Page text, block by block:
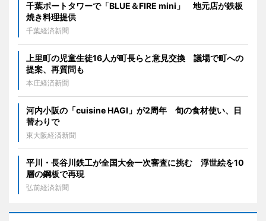
千葉ポートタワーで「BLUE＆FIRE mini」 地元店が鉄板
焼き料理提供
千葉経済新聞
上里町の児童生徒16人が町長らと意見交換 議場で町への
提案、再質問も
本庄経済新聞
河内小阪の「cuisine HAGI」が2周年 旬の食材使い、日
替わりで
東大阪経済新聞
平川・長谷川鉄工が全国大会一次審査に挑む 浮世絵を10
層の鋼板で再現
弘前経済新聞